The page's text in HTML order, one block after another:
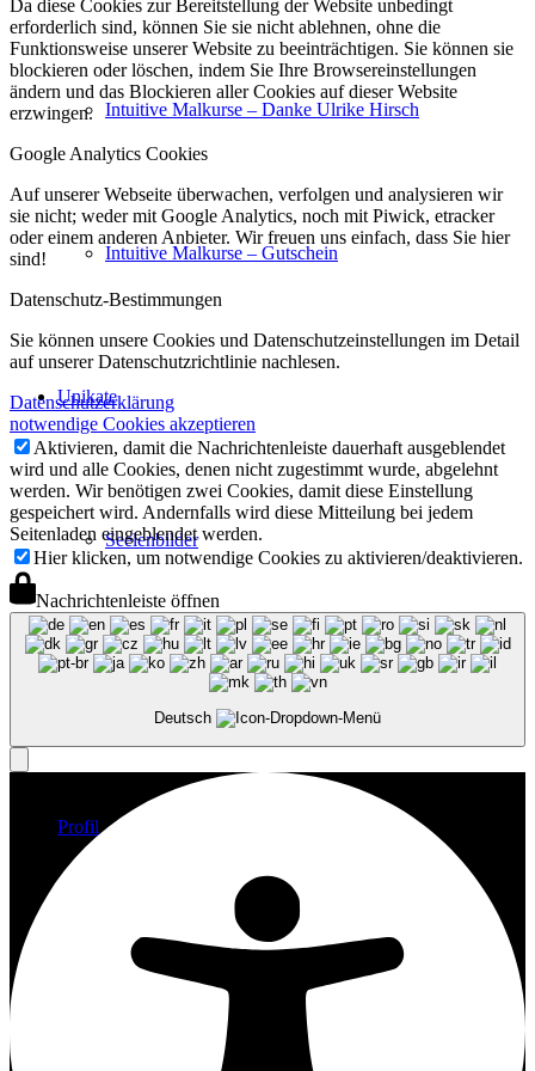
Intuitive Malkurse – Danke Ulrike Hirsch
Intuitive Malkurse – Gutschein
Unikate
Seelenbilder
Geschwisterbilder
Profil
Vita
Da diese Cookies zur Bereitstellung der Website unbedingt
erforderlich sind, können Sie sie nicht ablehnen, ohne die
Funktionsweise unserer Website zu beeinträchtigen. Sie können sie
blockieren oder löschen, indem Sie Ihre Browsereinstellungen
ändern und das Blockieren aller Cookies auf dieser Website
erzwingen.
Google Analytics Cookies
Auf unserer Webseite überwachen, verfolgen und analysieren wir
sie nicht; weder mit Google Analytics, noch mit Piwick, etracker
oder einem anderen Anbieter. Wir freuen uns einfach, dass Sie hier
sind!
Datenschutz-Bestimmungen
Sie können unsere Cookies und Datenschutzeinstellungen im Detail
auf unserer Datenschutzrichtlinie nachlesen.
Datenschutzerklärung
notwendige Cookies akzeptieren
Aktivieren, damit die Nachrichtenleiste dauerhaft ausgeblendet
wird und alle Cookies, denen nicht zugestimmt wurde, abgelehnt
werden. Wir benötigen zwei Cookies, damit diese Einstellung
gespeichert wird. Andernfalls wird diese Mitteilung bei jedem
Seitenladen eingeblendet werden.
Hier klicken, um notwendige Cookies zu aktivieren/deaktivieren.
Nachrichtenleiste öffnen
Deutsch